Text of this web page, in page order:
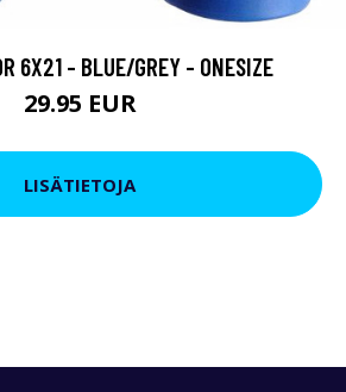
6X21 - BLUE/GREY - ONESIZE
29.95 EUR
LISÄTIETOJA